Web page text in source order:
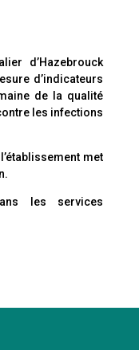
d’Hazebrouck
d’indicateurs
de la qualité
les infections
met
les services